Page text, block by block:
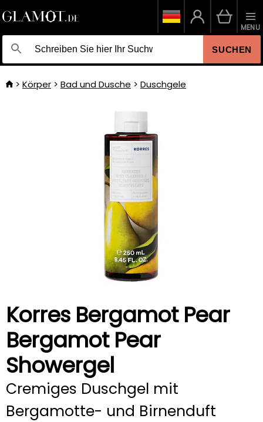
SUCHEN
MENU
Körper Bad und Dusche Duschgele
Korres Bergamot Pear
Bergamot Pear
Showergel
Cremiges Duschgel mit
Bergamotte- und Birnenduft